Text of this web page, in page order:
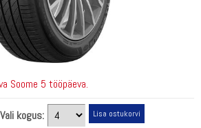
Soome 5 tööpäeva.
Vali kogus: